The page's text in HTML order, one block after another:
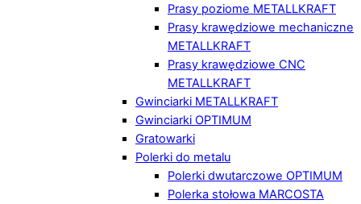
Prasy poziome METALLKRAFT
Prasy krawędziowe mechaniczne
METALLKRAFT
Prasy krawędziowe CNC
METALLKRAFT
Gwinciarki METALLKRAFT
Gwinciarki OPTIMUM
Gratowarki
Polerki do metalu
Polerki dwutarczowe OPTIMUM
Polerka stołowa MARCOSTA